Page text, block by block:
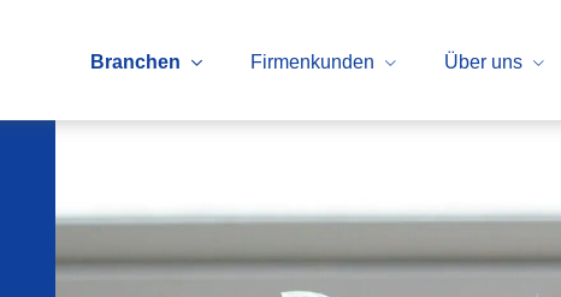
Branchen Firmenkunden Über uns